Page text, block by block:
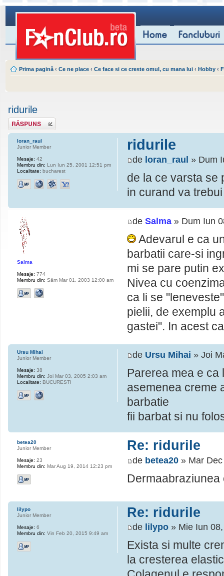
Prima pagină ‹ Ce ne place ‹ Ce face si ce creste omul, cu mana lui ‹ Hobby ‹
ridurile
Scrie un răspuns
ridurile
de loran_raul » Dum
de la ce varsta se
in curand va
loran_raul
Junior Member
Mesaje: 42
Membru din: Lun Iun 25, 2001 12:51 pm
Localitate: bucharest
de Salma » Dum Iun
Adevarul e ca
barbatii care-si
mi se pare putin
Nivea cu
ca li se
pielii, de exemplu
gastei". In acest
Salma
Mesaje: 774
Membru din: Sâm Mar 01, 2003 12:00 am
de Ursu Mihai » Joi
Parerea mea e ca
asemenea creme
barbatie
fii barbat si nu
Ursu Mihai
Junior Member
Mesaje: 38
Membru din: Joi Mar 03, 2005 2:03 am
Localitate: BUCURESTI
Re: ridurile
de betea20 » Mar
betea20
Junior Member
Mesaje: 23
Membru din: Mar Aug 19, 2014 12:23 pm
Re: ridurile
de lilypo » Mie Iun
Exista si multe
la cresterea
lilypo
Junior Member
Mesaje: 6
Membru din: Vin Feb 20, 2015 9:49 am